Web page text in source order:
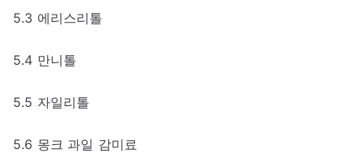
5.3 에리스리톨
5.4 만니톨
5.5 자일리톨
5.6 몽크 과일 감미료